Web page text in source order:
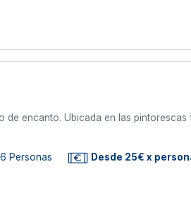
encanto. Ubicada en las pintorescas
Personas Desde 25€ x